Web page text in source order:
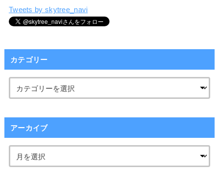
Tweets by skytree_navi
カテゴリー
アーカイブ